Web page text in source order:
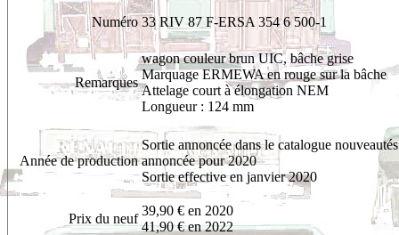
Numéro 33 RIV 87 F-ERSA 354 6 500-1
Remarques
wagoncouleur brun UIC, bâche grise
Marquage ERMEWA en rouge sur la bâche
Attelage court à élongation NEM
Longueur : 124 mm
Année de production
Sortie annoncée dans le catalogue
annoncée pour 2020
Sortie effective en janvier 2020
Prix du neuf
39,90 € en 2020
41,90 € en 2022